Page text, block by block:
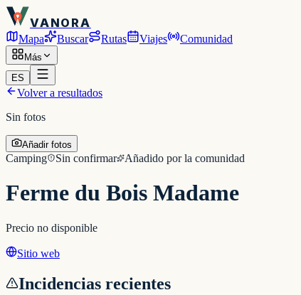
VANORA
Mapa Buscar Rutas Viajes Comunidad
Más
ES
Volver a resultados
Sin fotos
Añadir fotos
Camping Sin confirmar Añadido por la comunidad
Ferme du Bois Madame
Precio no disponible
Sitio web
Incidencias recientes